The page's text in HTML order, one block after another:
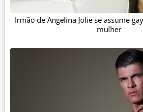
Irmão de Angelina Jolie se assume
mulher